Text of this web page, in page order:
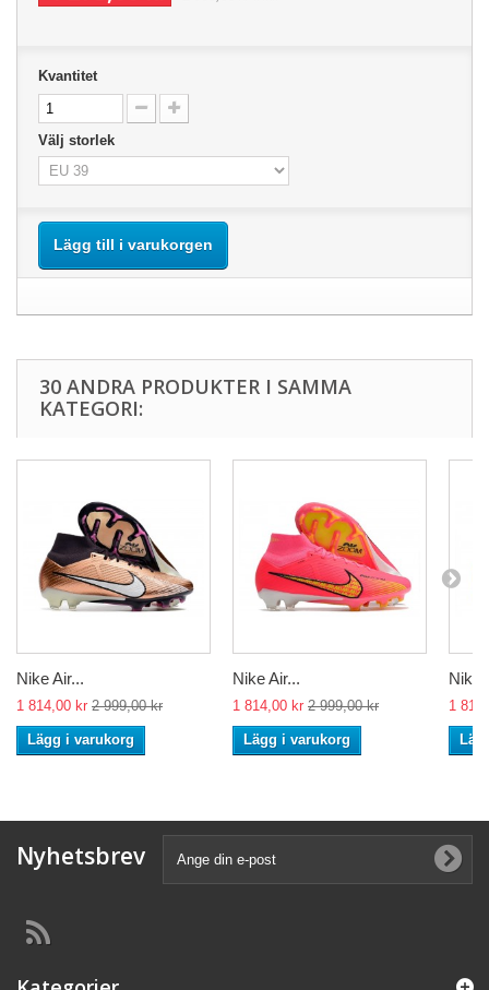
Kvantitet
Välj storlek
Lägg till i varukorgen
30 ANDRA PRODUKTER I SAMMA
KATEGORI:
Nike Air...
1 814,00 kr 2 999,00 kr
Lägg i varukorg
Nike Air...
1 814,00 kr 2 999,00 kr
Lägg i varukorg
Nike
1
Nyhetsbrev